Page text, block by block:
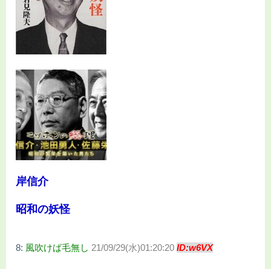
岸信介
昭和の妖怪
8: 風吹けば毛無し 21/09/29(水)01:20:20 ID:w6VX